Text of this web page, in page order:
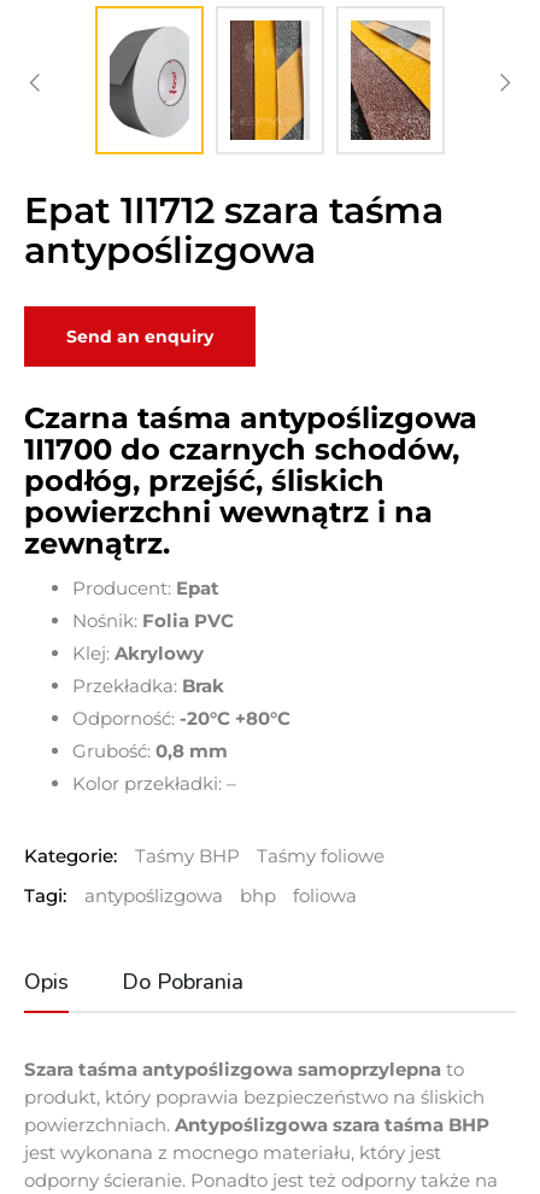
Epat 1I1712 szara taśma
antypoślizgowa
Send an enquiry
Czarna taśma antypoślizgowa
1I1700 do czarnych schodów,
podłóg, przejść, śliskich
powierzchni wewnątrz i na
zewnątrz.
Producent: Epat
Nośnik: Folia PVC
Klej: Akrylowy
Przekładka: Brak
Odporność: -20°C +80°C
Grubość: 0,8 mm
Kolor przekładki: –
Kategorie: Taśmy BHP
Taśmy foliowe
Tagi:
antypoślizgowa bhp foliowa
Opis Do Pobrania
Szara taśma antypoślizgowa samoprzylepna to
produkt, który poprawia bezpieczeństwo na śliskich
powierzchniach. Antypoślizgowa szara taśma BHP
jest wykonana z mocnego materiału, który jest
odporny ścieranie. Ponadto jest też odporny także na